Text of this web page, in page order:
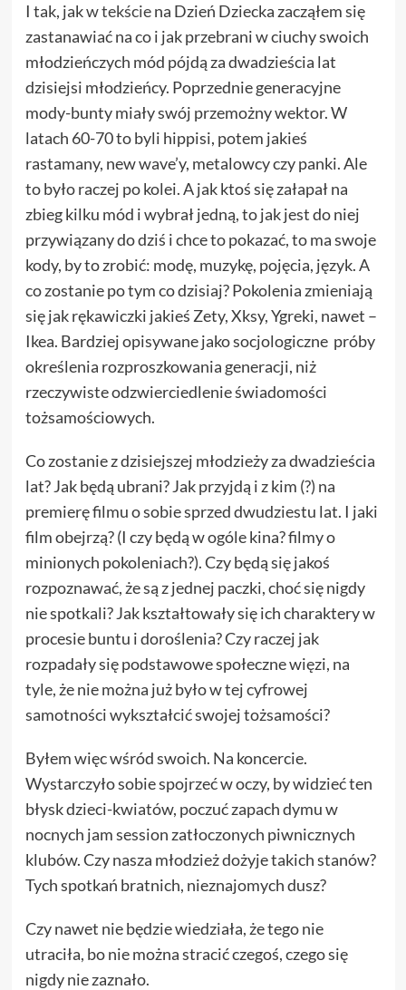
I tak, jakw tekściena Dzień Dziecka zacząłem się
zastanawiać na co i jak przebrani w ciuchy swoich
młodzieńczych mód pójdą za dwadzieścia lat
dzisiejsi młodzieńcy. Poprzednie generacyjne
mody-bunty miały swój przemożny wektor. W
latach 60-70 to byli hippisi, potem jakieś
rastamany, new wave’y, metalowcy czy panki. Ale
to było raczej po kolei. A jak ktoś się załapał na
zbieg kilku mód i wybrał jedną, to jak jest do niej
przywiązany do dziś i chce to pokazać, to ma swoje
kody, by to zrobić: modę, muzykę, pojęcia, język. A
co zostanie po tym co dzisiaj? Pokolenia zmieniają
się jak rękawiczki jakieś Zety, Xksy, Ygreki, nawet –
Ikea. Bardziej opisywane jako socjologiczne próby
określenia rozproszkowania generacji, niż
rzeczywiste odzwierciedlenie świadomości
tożsamościowych.
Co zostanie z dzisiejszej młodzieży za dwadzieścia
lat? Jak będą ubrani? Jak przyjdą i z kim (?) na
premierę filmu o sobie sprzed dwudziestu lat. I jaki
film obejrzą? (I czy będą w ogóle kina? filmy o
minionych pokoleniach?). Czy będą się jakoś
rozpoznawać, że są z jednej paczki, choć się nigdy
nie spotkali? Jak kształtowały się ich charaktery w
procesie buntu i doroślenia? Czy raczej jak
rozpadały się podstawowe społeczne więzi, na
tyle, że nie można już było w tej cyfrowej
samotności wykształcić swojej tożsamości?
Byłem więc wśród swoich. Na koncercie.
Wystarczyło sobie spojrzeć w oczy, by widzieć ten
błysk dzieci-kwiatów, poczuć zapach dymu w
nocnych jam session zatłoczonych piwnicznych
klubów. Czy nasza młodzież dożyje takich stanów?
Tych spotkań bratnich, nieznajomych dusz?
Czy nawet nie będzie wiedziała, że tego nie
utraciła, bo nie można stracić czegoś, czego się
nigdy nie zaznało.